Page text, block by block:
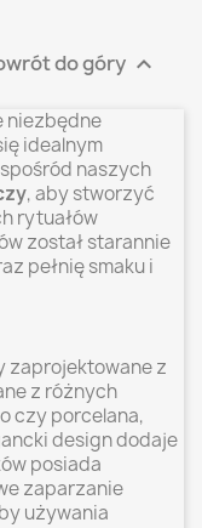
do góry 
niezbędne
idealnym
naszych
, aby stworzyć
rytuałów
został starannie
pełnię smaku i
zaprojektowane z
z różnych
czy porcelana,
design dodaje
posiada
zaparzanie
używania